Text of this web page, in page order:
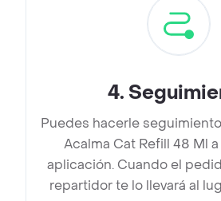
4.
Puedes hacerle
Acalma Cat Refill 48 Ml
aplicación. Cuando el
repartidor te lo llevará al